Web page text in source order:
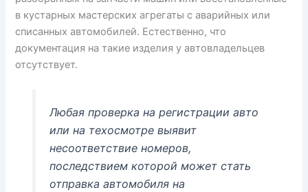
в кустарных мастерских агрегаты с аварийных или
списанных автомобилей. Естественно, что
документация на такие изделия у автовладельцев
отсутствует.
Любая проверка на регистрации авто
или на техосмотре выявит
несоответствие номеров,
последствием которой может стать
отправка автомобиля на